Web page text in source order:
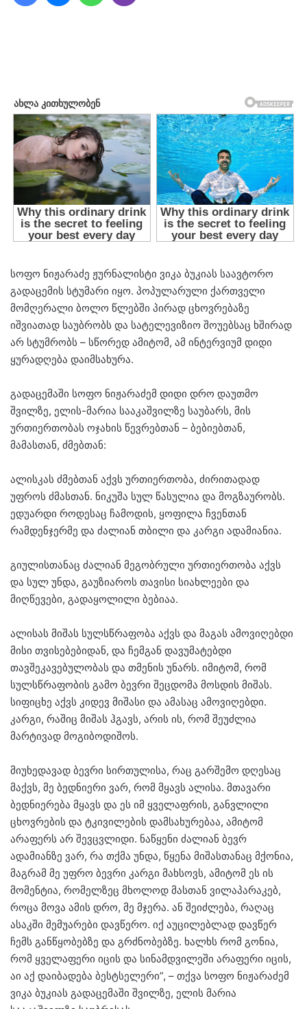
სოფო ნიჟარაძე ჟურნალისტი ვიკა ბუკიას საავტორო
გადაცემის სტუმარი იყო. პოპულარული ქართველი
მომღერალი ბოლო წლებში პირად ცხოვრებაზე
იშვიათად საუბრობს და სატელევიზიო შოუებსაც ხშირად
არ სტუმრობს – სწორედ ამიტომ, ამ ინტერვიუმ დიდი
ყურადღება დაიმსახურა.
გადაცემაში სოფო ნიჟარაძემ დიდი დრო დაუთმო
შვილზე, ელის-მარია სააკაშვილზე საუბარს, მის
ურთიერთობას ოჯახის წევრებთან – ბებიებთან,
მამასთან, ძმებთან:
ალისკას ძმებთან აქვს ურთიერთობა, ძირითადად
უფროს ძმასთან. ნიკუშა სულ წასულია და მოგზაურობს.
ედუარდი როდესაც ჩამოდის, ყოფილა ჩვენთან
რამდენჯერმე და ძალიან თბილი და კარგი ადამიანია.
გიულისთანაც ძალიან მეგობრული ურთიერთობა აქვს
და სულ უნდა, გაუზიაროს თავისი სიახლეები და
მიღწევები, გადაყოლილი ბებიაა.
ალისას მიშას სულსწრაფობა აქვს და მაგას ამოვიღებდი
მისი თვისებებიდან, და ჩემგან დავუმატებდი
თავშეკავებულობას და თმენის უნარს. იმიტომ, რომ
სულსწრაფობის გამო ბევრი შეცდომა მოსდის მიშას.
სიფიცხე აქვს კიდევ მიშასი და ამასაც ამოვიღებდი.
კარგი, რაშიც მიშას ჰგავს, არის ის, რომ შეუძლია
მარტივად მოგიბოდიშოს.
მიუხედავად ბევრი სირთულისა, რაც გარშემო დღესაც
მაქვს, მე ბედნიერი ვარ, რომ მყავს ალისა. მთავარი
ბედნიერება მყავს და ეს იმ ყველაფრის, განვლილი
ცხოვრების და ტკივილების დამსახურებაა, ამიტომ
არაფერს არ შევცვლიდი. ნაწყენი ძალიან ბევრ
ადამიანზე ვარ, რა თქმა უნდა, წყენა მიშასთანაც მქონია,
მაგრამ მე უფრო ბევრი კარგი მახსოვს, ამიტომ ეს ის
მომენტია, რომელზეც მხოლოდ მასთან ვილაპარაკებ,
როცა მოვა ამის დრო, მე მჯერა. ან შეიძლება, რაღაც
ასაკში მემუარები დავწერო. იქ აუცილებლად დავწერ
ჩემს განწყობებზე და გრძნობებზე. ხალხს რომ გონია,
რომ ყველაფერი იცის და სინამდვილეში არაფერი იცის,
აი აქ დაიბადება ბესტსელერი”, – თქვა სოფო ნიჟარაძემ
ვიკა ბუკიას გადაცემაში შვილზე, ელის მარია